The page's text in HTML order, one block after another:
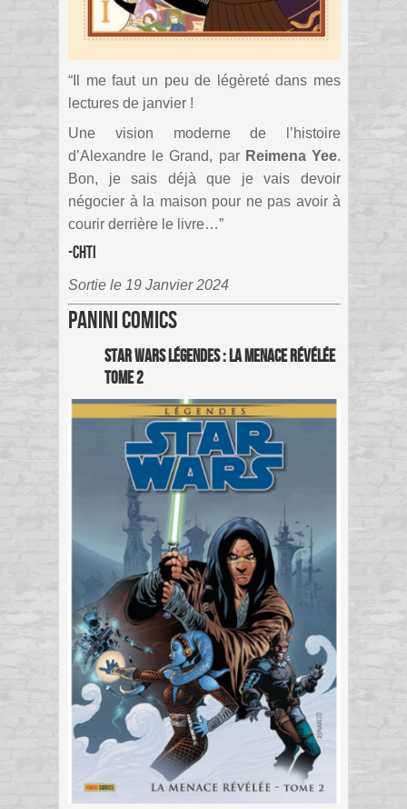
“Il me faut un peu de légèreté dans mes
lectures de janvier !
Une vision moderne de l’histoire
d’Alexandre le Grand, par Reimena Yee.
Bon, je sais déjà que je vais devoir
négocier à la maison pour ne pas avoir à
courir derrière le livre…”
-Chti
Sortie le 19 Janvier 2024
Panini Comics
Star Wars Légendes : La menace révélée
Tome 2